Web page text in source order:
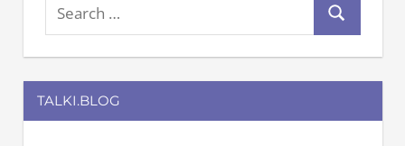
e
a
r
c
e
a
TALKI.BLOG